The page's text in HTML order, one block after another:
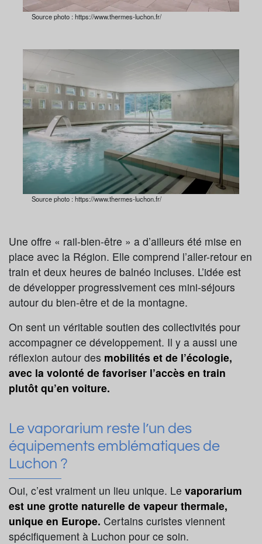
Source photo : https://www.thermes-luchon.fr/
Source photo : https://www.thermes-luchon.fr/
Une offre « rail-bien-être » a d’ailleurs été mise en
place avec la Région. Elle comprend l’aller-retour en
train et deux heures de balnéo incluses. L’idée est
de développer progressivement ces mini-séjours
autour du bien-être et de la montagne.
On sent un véritable soutien des collectivités pour
accompagner ce développement. Il y a aussi une
réflexion autour des mobilités et de l’écologie,
avec la volonté de favoriser l’accès en train
plutôt qu’en voiture.
Le vaporarium reste l’un des
équipements emblématiques de
Luchon ?
Oui, c’est vraiment un lieu unique. Le vaporarium
est une grotte naturelle de vapeur thermale,
unique en Europe. Certains curistes viennent
spécifiquement à Luchon pour ce soin.